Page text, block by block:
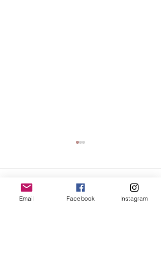
지원자 접수 안내
댓글
Email Facebook Instagram